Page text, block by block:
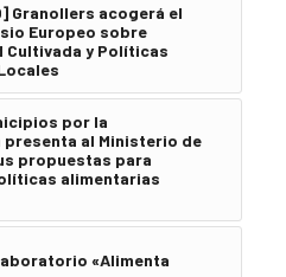
Granollers acogerá el
Europeo sobre
Cultivada y Políticas
por la
al Ministerio de
propuestas para
alimentarias
«Alimenta